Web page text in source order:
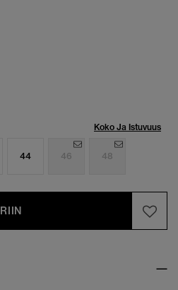
Koko Ja Istuvuus
44 46 48